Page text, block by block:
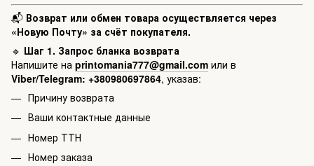
📬 Возврат или обмен товара осуществляется через
«Новую Почту» за счёт покупателя.
🔹 Шаг 1. Запрос бланка возврата
Напишите на printomania777@gmail.com или в
Viber/Telegram: +380980697864, указав:
Причину возврата
Ваши контактные данные
Номер ТТН
Номер заказа